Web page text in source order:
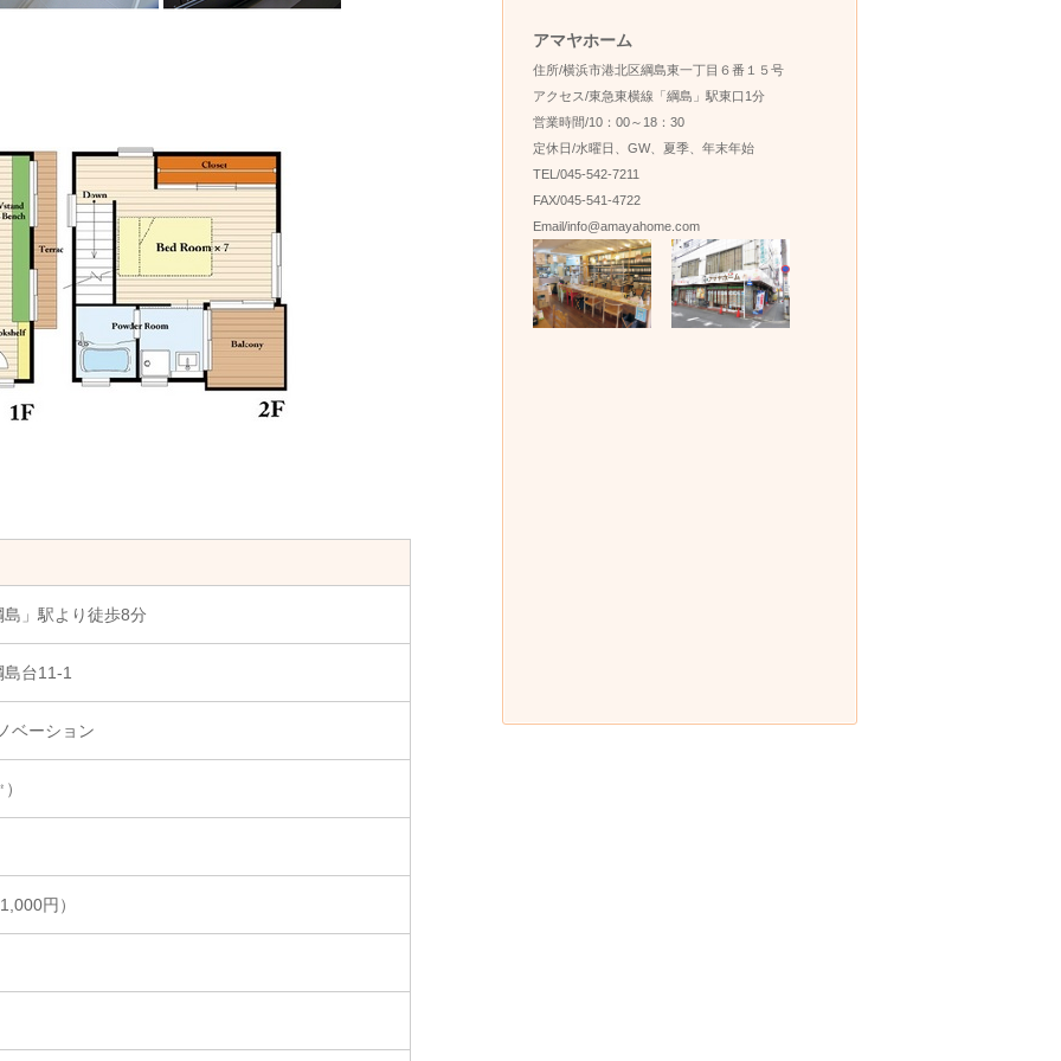
」駅より徒歩8分
台11-1
ベーション
円）
アマヤホーム
住所/横浜市港北区綱島東一丁目６番１５号
アクセス/東急東横線「綱島」駅東口1分
営業時間/10：00～18：30
定休日/水曜日、GW、夏季、年末年始
TEL/045-542-7211
FAX/045-541-4722
Email/info@amayahome.com